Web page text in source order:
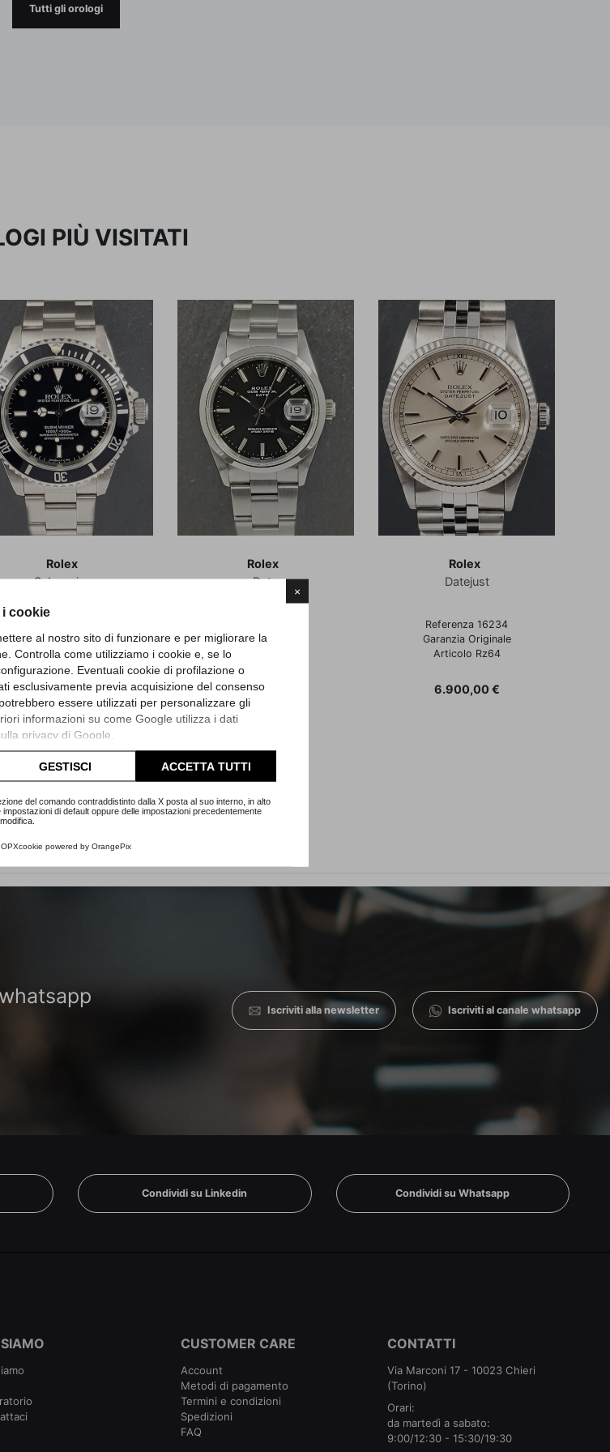
×
i cookie
al nostro sito di funzionare e per migliorare la
Controlla come utilizziamo i cookie e, se lo
Eventuali cookie di profilazione o
esclusivamente previa acquisizione del consenso
essere utilizzati per personalizzare gli
informazioni su come Google utilizza i dati
privacy di Google
completa.
GESTISCI ACCETTA TUTTI
del comando contraddistinto dalla X posta al suo interno, in alto
di default oppure delle impostazioni precedentemente
OPXcookie powered by OrangePix
Tutti gli orologi
PIÙ VISITATI
Rolex
Submariner
Scatola e Garanzia
Articolo Rb66
Prezzo
9.000,00 €
Rolex
Date
Full Set
Articolo Rd100
Prezzo
5.500,00 €
Rolex
Datejust
Referenza 16234
Garanzia Originale
Articolo Rz64
Prezzo
6.900,00 €
Iscriviti alla newsletter Iscriviti al canale whatsapp
Condividi su Linkedin Condividi su Whatsapp
CUSTOMER CARE
Account
Metodi di pagamento
Termini e condizioni
Spedizioni
FAQ
CONTATTI
Via Marconi 17 - 10023 Chieri
(Torino)
Orari:
da martedì a sabato:
9:00/12:30 - 15:30/19:30